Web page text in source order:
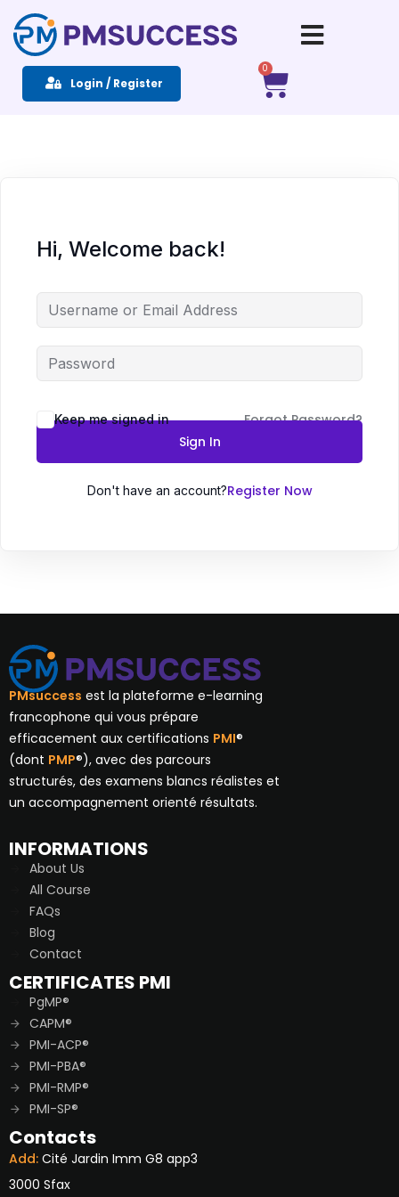
Login / Register
0
Hi, Welcome back!
Keep me signed in
Forgot Password?
Sign In
Don't have an account?Register Now
PMsuccess est la plateforme e-learning
francophone qui vous prépare
efficacement aux certifications PMI®
(dont PMP®), avec des parcours
structurés, des examens blancs réalistes et
un accompagnement orienté résultats.
INFORMATIONS
About Us
All Course
FAQs
Blog
Contact
CERTIFICATES PMI
PgMP®
CAPM®
PMI-ACP®
PMI-PBA®
PMI-RMP®
PMI-SP®
Contacts
Add: Cité Jardin Imm G8 app3
3000 Sfax
Sign in Sign up
Sign in
Remember me Lost your password?